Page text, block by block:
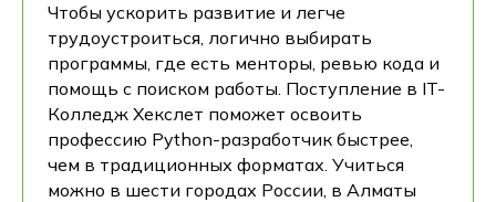
Чтобы ускорить развитие и легче
трудоустроиться, логично выбирать
программы, где есть менторы, ревью кода и
помощь с поиском работы. Поступление в IT-
Колледж Хекслет поможет освоить
профессию Python-разработчик быстрее,
чем в традиционных форматах. Учиться
можно в шести городах России, в Алматы